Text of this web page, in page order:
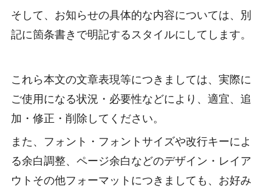
そして、お知らせの具体的な内容については、別
記に箇条書きで明記するスタイルにしてします。
これら本文の文章表現等につきましては、実際に
ご使用になる状況・必要性などにより、適宜、追
加・修正・削除してください。
また、フォント・フォントサイズや改行キーによ
る余白調整、ページ余白などのデザイン・レイア
ウトその他フォーマットにつきましても、お好み